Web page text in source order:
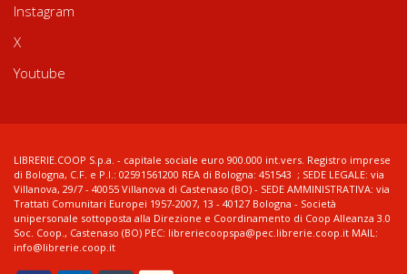
Instagram
X
Youtube
LIBRERIE.COOP S.p.a. - capitale sociale euro 900.000 int.vers. Registro imprese
di Bologna, C.F. e P.I.: 02591561200 REA di Bologna: 451543 ; SEDE LEGALE: via
Villanova, 29/7 - 40055 Villanova di Castenaso (BO) - SEDE AMMINISTRATIVA: via
Trattati Comunitari Europei 1957-2007, 13 - 40127 Bologna - Società
unipersonale sottoposta alla Direzione e Coordinamento di Coop Alleanza 3.0
Soc. Coop., Castenaso (BO) PEC: libreriecoopspa@pec.librerie.coop.it MAIL:
info@librerie.coop.it